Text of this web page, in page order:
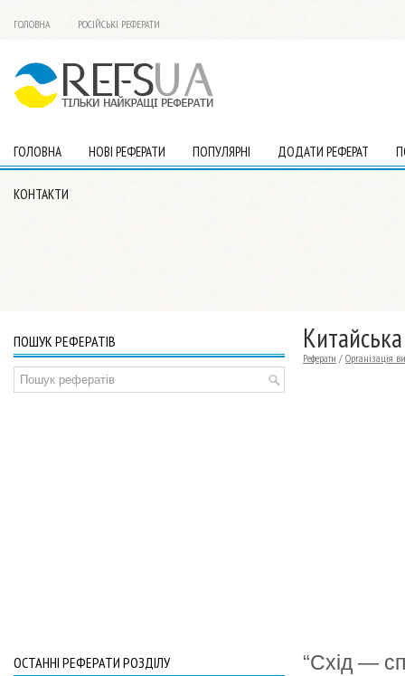
ГОЛОВНА РОСІЙСЬКІ РЕФЕРАТИ
ГОЛОВНА НОВІ РЕФЕРАТИ ПОПУЛЯРНІ ДОДАТИ РЕФЕРАТ
КОНТАКТИ
Реферати / Організація
“Схiд —
ПОШУК РЕФЕРАТІВ
ОСТАННІ РЕФЕРАТИ РОЗДІЛУ